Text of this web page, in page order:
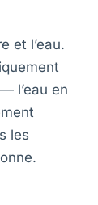
et l’eau.
l’eau en
les